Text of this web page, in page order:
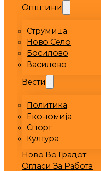
Општини
Струмица
Ново Село
Босилово
Василево
Вести
Политика
Економија
Спорт
Култура
Ново Во Градот
Огласи За Работа